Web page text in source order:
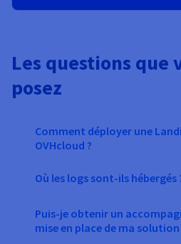
Les questions que
posez
Comment déployer une
OVHcloud ?
Où les logs sont-ils hébergés
Puis-je obtenir un
mise en place de ma solution